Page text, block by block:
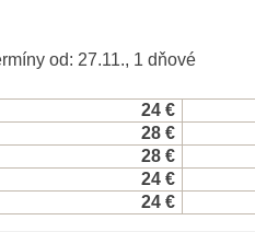
od: 27.11., 1 dňové
24 €
28 €
28 €
24 €
24 €